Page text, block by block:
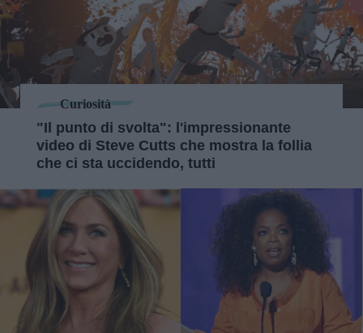
Curiosità
"Il punto di svolta": l'impressionante
video di Steve Cutts che mostra la follia
che ci sta uccidendo, tutti